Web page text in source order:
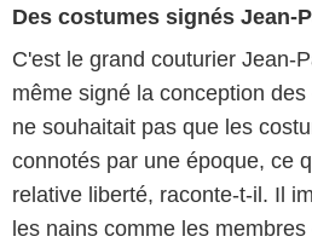
Des costumes signés Jean-
C'est le grand couturier Jean-
même signé la conception
ne souhaitait pas que les
connotés par une époque, ce
relative liberté, raconte-t-il. Il
les nains comme les